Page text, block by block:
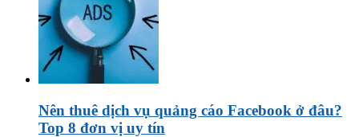
Nên thuê dịch vụ quảng cáo Facebook ở đâu?
Top 8 đơn vị uy tín